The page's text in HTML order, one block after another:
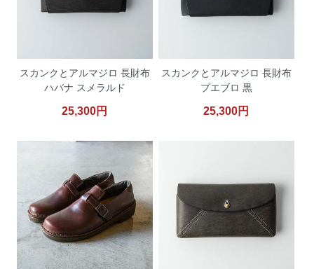
スカンクとアルマジロ 長財布
ハバナ スメラルド
25,300円
スカンクとアルマジロ 長財布
プエブロ 黒
25,300円